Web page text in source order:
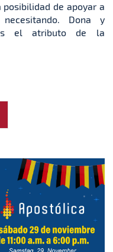
de apoyar a
Dona y
el atributo de la